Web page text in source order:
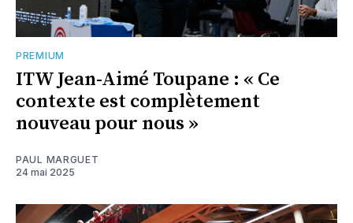
PREMIUM
ITW Jean-Aimé Toupane : « Ce
contexte est complètement
nouveau pour nous »
PAUL MARGUET
24 mai 2025